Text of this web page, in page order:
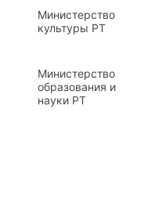
Министерство
культуры РТ
Министерство
образования и
науки РТ